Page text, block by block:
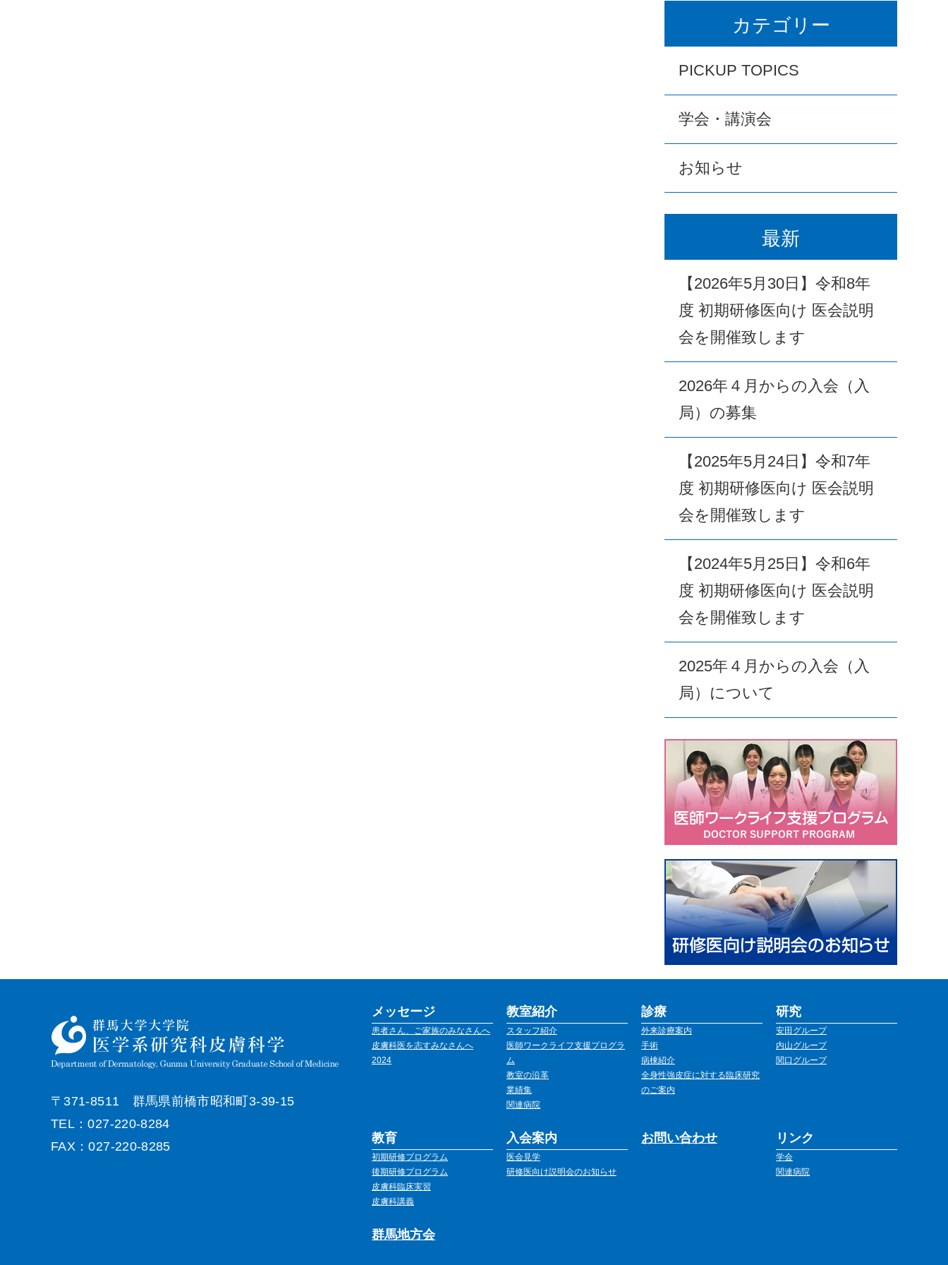
カテゴリー
PICKUP TOPICS
学会・講演会
お知らせ
最新
【2026年5月30日】令和8年
度 初期研修医向け 医会説明
会を開催致します
2026年４月からの入会（入
局）の募集
【2025年5月24日】令和7年
度 初期研修医向け 医会説明
会を開催致します
【2024年5月25日】令和6年
度 初期研修医向け 医会説明
会を開催致します
2025年４月からの入会（入
局）について
〒371-8511 群馬県前橋市昭和町3-39-15
TEL：027-220-8284
FAX：027-220-8285
メッセージ
患者さん、ご家族のみなさんへ
皮膚科医を志すみなさんへ
2024
教室紹介
スタッフ紹介
医師ワークライフ支援プログラ
ム
教室の沿革
業績集
関連病院
診療
外来診療案内
手術
病棟紹介
全身性強皮症に対する臨床研究
のご案内
研究
安田グループ
内山グループ
関口グループ
教育
初期研修プログラム
後期研修プログラム
皮膚科臨床実習
皮膚科講義
入会案内
医会見学
研修医向け説明会のお知らせ
お問い合わせ リンク
学会
関連病院
群馬地方会